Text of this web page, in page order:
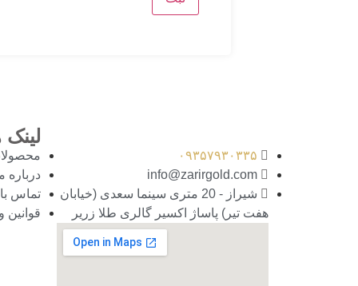
۰۹۳۵۷۹۳۰۳۳۵
info@zarirgold.com
شیراز - 20 متری سینما سعدی (خیابان
هفت تیر) پاساژ اکسیر گالری طلا زریر
درباره
تماس
قوانین